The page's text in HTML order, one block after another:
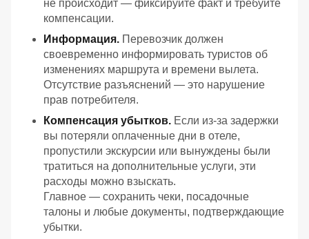
не происходит — фиксируйте факт и требуйте
компенсации.
Информация. Перевозчик должен
своевременно информировать туристов об
изменениях маршрута и времени вылета.
Отсутствие разъяснений — это нарушение
прав потребителя.
Компенсация убытков. Если из‑за задержки
вы потеряли оплаченные дни в отеле,
пропустили экскурсии или вынуждены были
тратиться на дополнительные услуги, эти
расходы можно взыскать.
Главное — сохранить чеки, посадочные
талоны и любые документы, подтверждающие
убытки.